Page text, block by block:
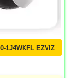
1J4WKFL EZVIZ